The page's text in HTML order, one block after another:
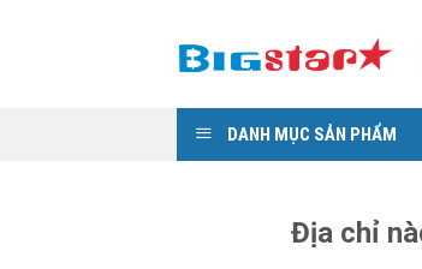
DANH MỤC SẢN PHẨM
Địa chỉ